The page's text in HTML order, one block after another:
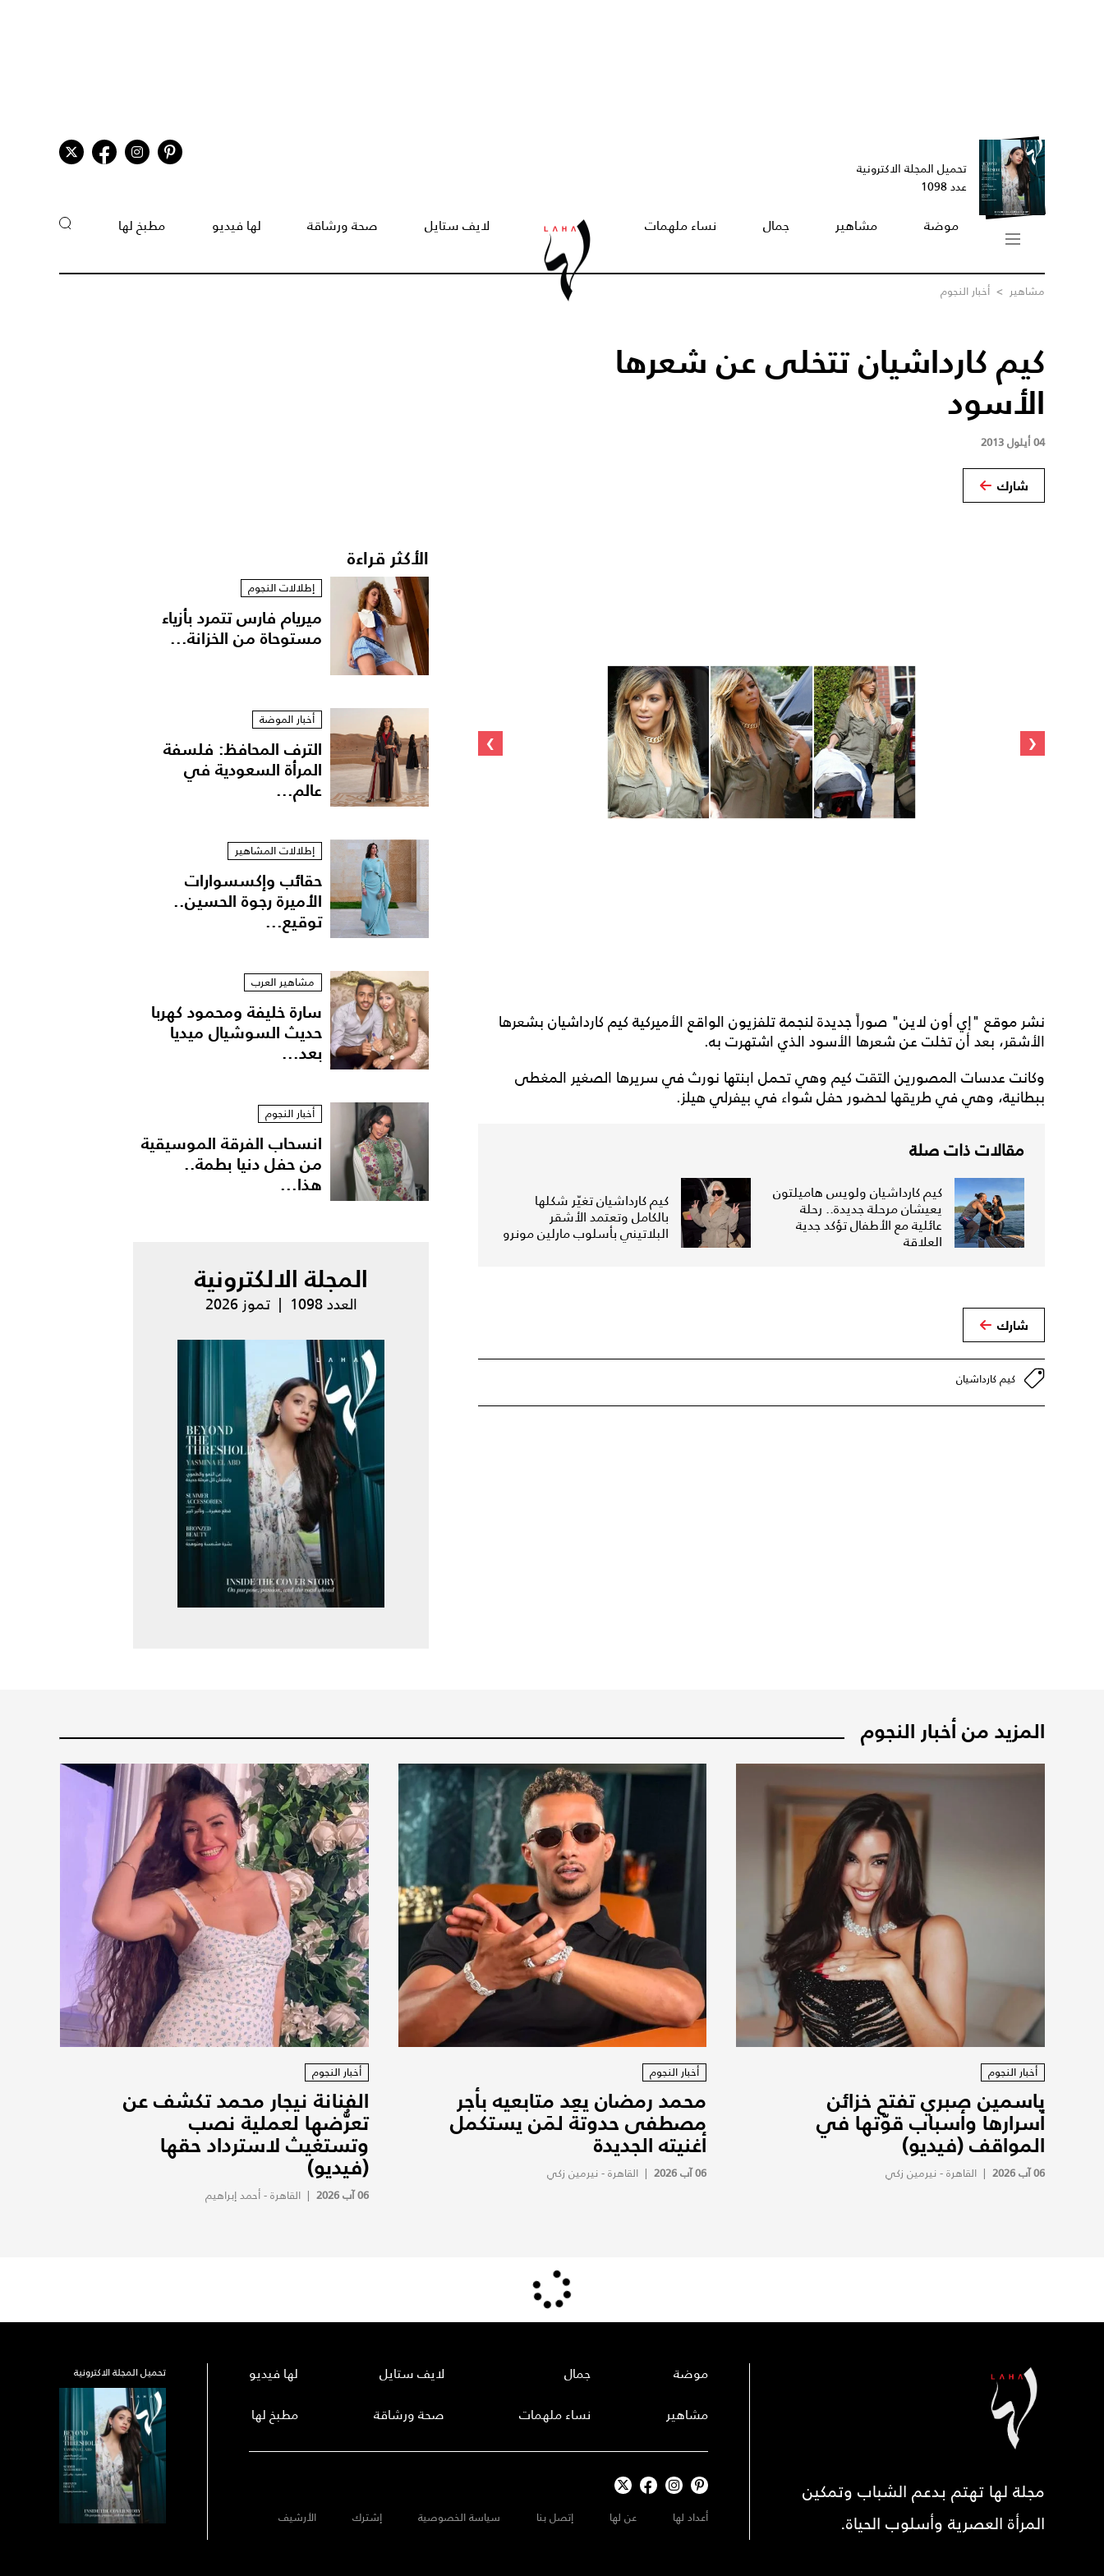
تحميل المجلة الاكترونية
عدد 1098
موضة مشاهير جمال نساء ملهمات لايف ستايل صحة ورشاقة لها فيديو مطبخ لها
مشاهير > أخبار النجوم
كيم كارداشيان تتخلى عن شعرها
الأسود
04 أيلول 2013
شارك
‹
›
نشر موقع "إي أون لاين" صوراً جديدة لنجمة تلفزيون الواقع الأميركية كيم كارداشيان بشعرها
الأشقر، بعد أن تخلت عن شعرها الأسود الذي اشتهرت به.
وكانت عدسات المصورين التقت كيم وهي تحمل ابنتها نورث في سريرها الصغير المغطى
ببطانية، وهي في طريقها لحضور حفل شواء في بيفرلي هيلز.
مقالات ذات صلة
كيم كارداشيان ولويس هاميلتون
يعيشان مرحلة جديدة.. رحلة
عائلية مع الأطفال تؤكد جدية
العلاقة
كيم كارداشيان تغيّر شكلها
بالكامل وتعتمد الأشقر
البلاتيني بأسلوب مارلين مونرو
شارك
كيم كارداشيان
الأكثر قراءة
إطلالات النجوم
ميريام فارس تتمرد بأزياء
مستوحاة من الخزانة...
أخبار الموضة
الترف المحافظ: فلسفة
المرأة السعودية في
عالم...
إطلالات المشاهير
حقائب وإكسسوارات
الأميرة رجوة الحسين..
توقيع...
مشاهير العرب
سارة خليفة ومحمود كهربا
حديث السوشيال ميديا
بعد...
أخبار النجوم
انسحاب الفرقة الموسيقية
من حفل دنيا بطمة..
هذا...
المجلة الالكترونية
العدد 1098 | تموز 2026
المزيد من أخبار النجوم
أخبار النجوم
ياسمين صبري تفتح خزائن
أسرارها وأسباب قوّتها في
المواقف (فيديو)
06 آب 2026 | القاهرة - نيرمين زكي
أخبار النجوم
محمد رمضان يعِد متابعيه بأجر
مصطفى حدوتة لمَن يستكمل
أغنيته الجديدة
06 آب 2026 | القاهرة - نيرمين زكي
أخبار النجوم
الفنانة نيجار محمد تكشف عن
تعرُّضها لعملية نصب
وتستغيث لاسترداد حقها
(فيديو)
06 آب 2026 |القاهرة - أحمد إبراهيم
مجلة لها تهتم بدعم الشباب وتمكين
المرأة العصرية وأسلوب الحياة.
موضة
مشاهير
جمال
نساء ملهمات
لايف ستايل
صحة ورشاقة
لها فيديو
مطبخ لها
أعداد لها عن لها إتصل بنا سياسة الخصوصية إشترك الأرشيف
تحميل المجلة الاكترونية